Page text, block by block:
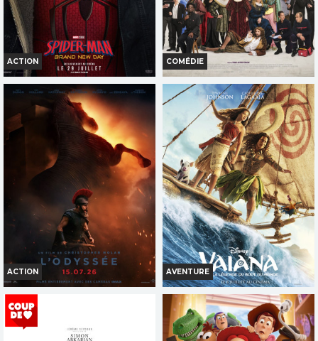
VF
ACTION
SPIDER-MAN: BRAND NEW DAY
Horaires et Infos
Bande-annonce
TOUT PUBLIC
VOST
3D
COMÉDIE
DE LA COMÉDIE-FRANÇAISE
Horaires et Infos
Bande-annonce
Réservation
TOUT PUBLIC
VFST
OCAP
VF
ACTION
Horaires et Infos
AVENTURE
VAIANA, LA LÉGENDE DU BOUT
DU MONDE
Horaires et Infos